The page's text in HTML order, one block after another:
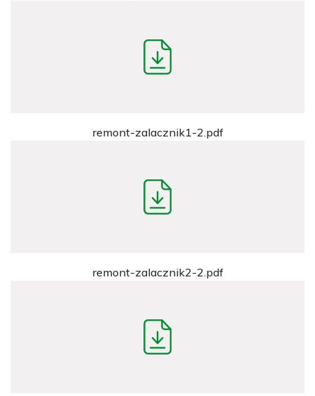
remont-zalacznik1-2.pdf
remont-zalacznik2-2.pdf